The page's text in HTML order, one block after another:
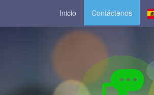
Inicio Contáctenos